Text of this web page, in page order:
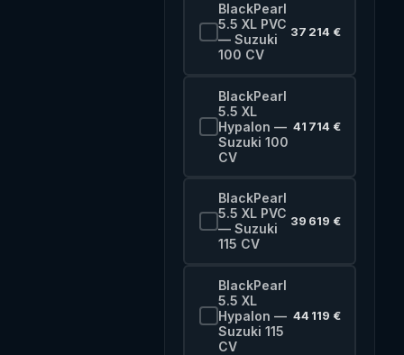
BlackPearl
5.5 XL PVC
— Suzuki
100 CV
37 214 €
BlackPearl
5.5 XL
Hypalon —
Suzuki 100
CV
41 714 €
BlackPearl
5.5 XL PVC
— Suzuki
115 CV
39 619 €
BlackPearl
5.5 XL
Hypalon —
Suzuki 115
CV
44 119 €